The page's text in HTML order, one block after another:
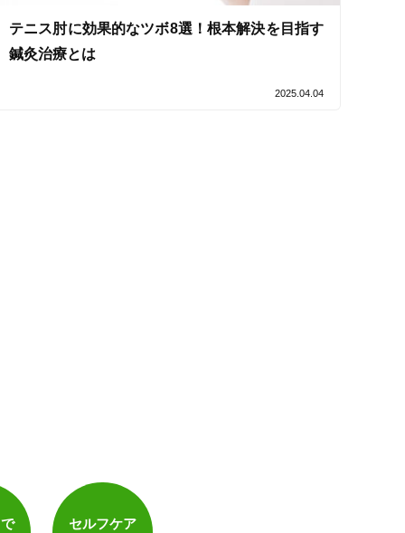
テニス肘に効果的なツボ8選！根本解決を目指す
鍼灸治療とは
2025.04.04
セルフケア